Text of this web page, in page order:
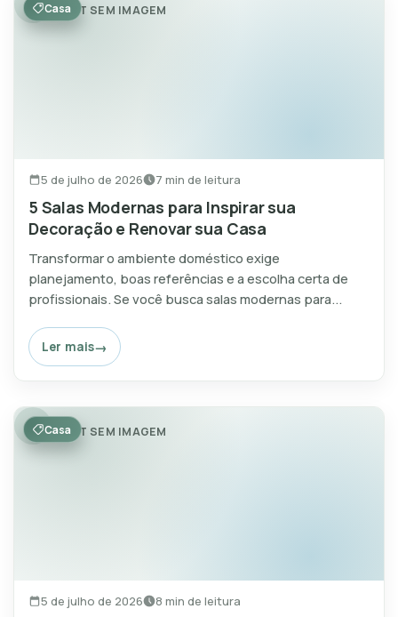
POST SEM IMAGEM
Casa
5 de julho de 2026 7 min de leitura
5 Salas Modernas para Inspirar sua
Decoração e Renovar sua Casa
Transformar o ambiente doméstico exige
planejamento, boas referências e a escolha certa de
profissionais. Se você busca salas modernas para...
Ler mais
POST SEM IMAGEM
Casa
5 de julho de 2026 8 min de leitura